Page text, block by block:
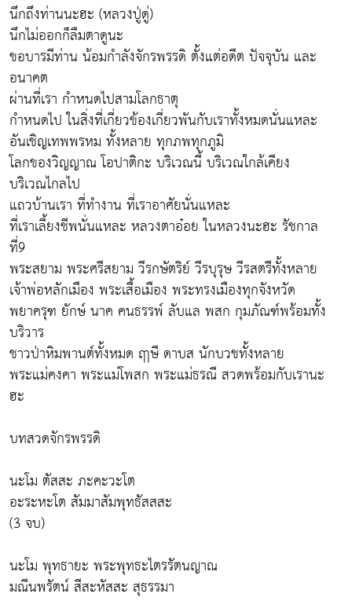
นึกถึงท่านนะฮะ (หลวงปู่ดู่)
นึกไม่ออกก็ลืมตาดูนะ
ขอบารมีท่าน น้อมกำลังจักรพรรดิ ตั้งแต่อดีต ปัจจุบัน และ
อนาคต
ผ่านที่เรา กำหนดไปสามโลกธาตุ
กำหนดไป ในสิ่งที่เกี่ยวข้องเกี่ยวพันกับเราทั้งหมดนั่นแหละ
อันเชิญเทพพรหม ทั้งหลาย ทุกภพทุกภูมิ
โลกของวิญญาณ โอปาติกะ บริเวณนี้ บริเวณใกล้เคียง
บริเวณไกลไป
แถวบ้านเรา ที่ทำงาน ที่เราอาศัยนั่นแหละ
ที่เราเลี้ยงชีพนั่นแหละ หลวงตาอ๋อย ในหลวงนะฮะ รัชกาล
ที่9
พระสยาม พระศรีสยาม วีรกษัตริย์ วีรบุรุษ วีรสตรีทั้งหลาย
เจ้าพ่อหลักเมือง พระเสื้อเมือง พระทรงเมืองทุกจังหวัด
พยาครุฑ ยักษ์ นาค คนธรรพ์ ลับแล พสก กุมภัณฑ์พร้อมทั้ง
บริวาร
ชาวป่าหิมพานต์ทั้งหมด ฤาษี ดาบส นักบวชทั้งหลาย
พระแม่คงคา พระแม่โพสก พระแม่ธรณี สวดพร้อมกับเรานะ
ฮะ
บทสวดจักรพรรดิ
นะโม ตัสสะ ภะคะวะโต
อะระหะโต สัมมาสัมพุทธัสสสะ
(3 จบ)
นะโม พุทธายะ พระพุทธะไตรรัตนญาณ
มณีนพรัตน์ สีสะหัสสะ สุธรรมา